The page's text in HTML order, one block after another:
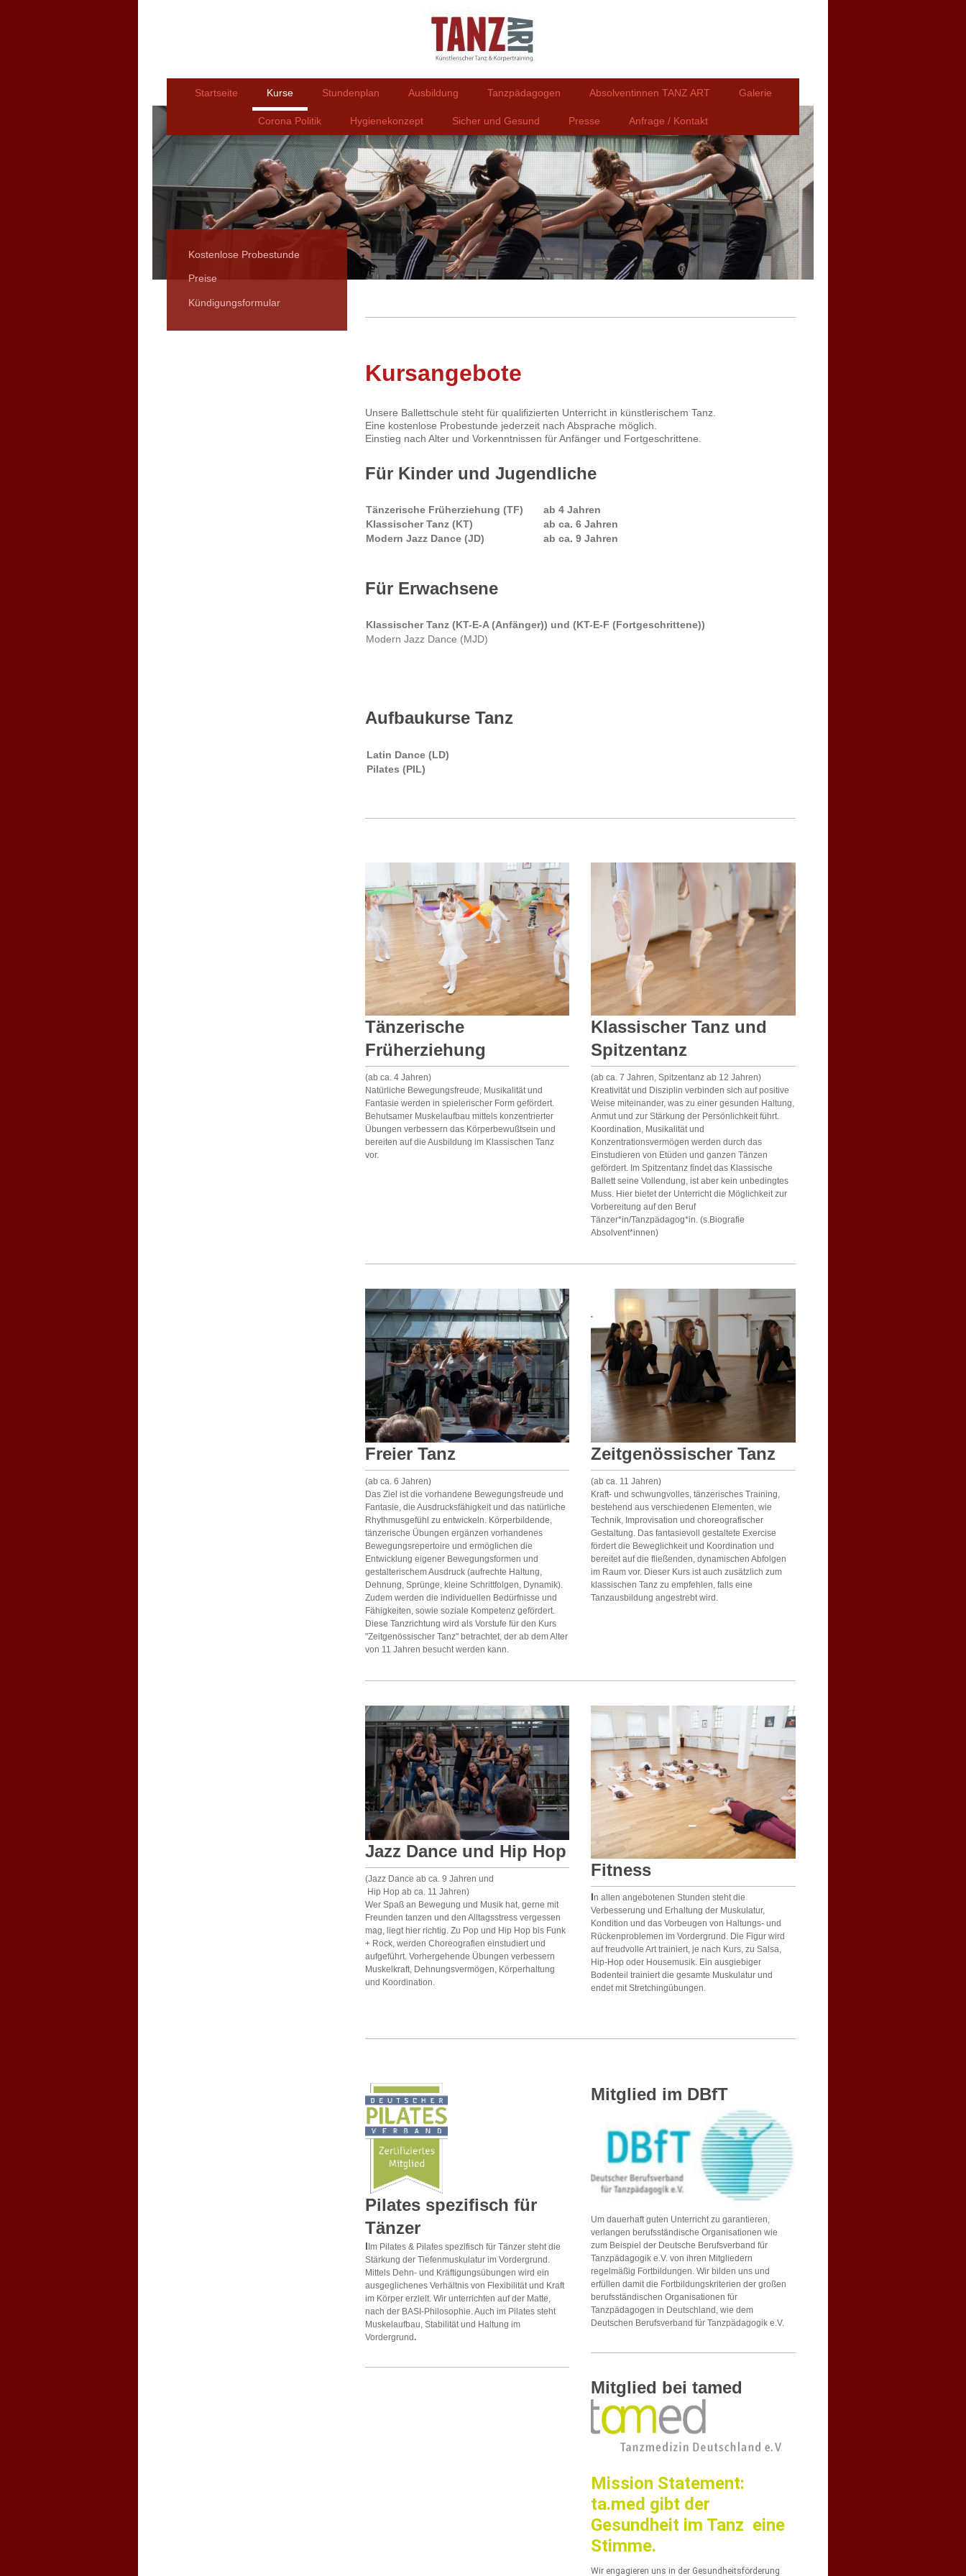
Startseite Kurse Stundenplan Ausbildung Tanzpädagogen Absolventinnen TANZ ART Galerie
Corona Politik Hygienekonzept Sicher und Gesund Presse Anfrage / Kontakt
Kursangebote
Unsere Ballettschule steht für qualifizierten Unterricht in künstlerischem Tanz.
Eine kostenlose Probestunde jederzeit nach Absprache möglich.
Einstieg nach Alter und Vorkenntnissen für Anfänger und Fortgeschrittene.
Für Kinder und Jugendliche
Tänzerische Früherziehung (TF)
ab 4 Jahren
Klassischer Tanz (KT)
ab ca. 6 Jahren
Modern Jazz Dance (JD)
ab ca. 9 Jahren
Für Erwachsene
Klassischer Tanz (KT-E-A (Anfänger)) und (KT-E-F (Fortgeschrittene))
Modern Jazz Dance (MJD)
Aufbaukurse Tanz
Latin Dance (LD)
Pilates (PIL)
Tänzerische
Früherziehung
(ab ca. 4 Jahren)
Natürliche Bewegungsfreude, Musikalität und
Fantasie werden in spielerischer Form gefördert.
Behutsamer Muskelaufbau mittels konzentrierter
Übungen verbessern das Körperbewußtsein und
bereiten auf die Ausbildung im Klassischen Tanz
vor.
Klassischer Tanz und
Spitzentanz
(ab ca. 7 Jahren, Spitzentanz ab 12 Jahren)
Kreativität und Disziplin verbinden sich auf positive
Weise miteinander, was zu einer gesunden Haltung,
Anmut und zur Stärkung der Persönlichkeit führt.
Koordination, Musikalität und
Konzentrationsvermögen werden durch das
Einstudieren von Etüden und ganzen Tänzen
gefördert. Im Spitzentanz findet das Klassische
Ballett seine Vollendung, ist aber kein unbedingtes
Muss. Hier bietet der Unterricht die Möglichkeit zur
Vorbereitung auf den Beruf
Tänzer*in/Tanzpädagog*in. (s.Biografie
Absolvent*innen)
Freier Tanz
(ab ca. 6 Jahren)
Das Ziel ist die vorhandene Bewegungsfreude und
Fantasie, die Ausdrucksfähigkeit und das natürliche
Rhythmusgefühl zu entwickeln. Körperbildende,
tänzerische Übungen ergänzen vorhandenes
Bewegungsrepertoire und ermöglichen die
Entwicklung eigener Bewegungsformen und
gestalterischem Ausdruck (aufrechte Haltung,
Dehnung, Sprünge, kleine Schrittfolgen, Dynamik).
Zudem werden die individuellen Bedürfnisse und
Fähigkeiten, sowie soziale Kompetenz gefördert.
Diese Tanzrichtung wird als Vorstufe für den Kurs
"Zeitgenössischer Tanz" betrachtet, der ab dem Alter
von 11 Jahren besucht werden kann.
Zeitgenössischer Tanz
(ab ca. 11 Jahren)
Kraft- und schwungvolles, tänzerisches Training,
bestehend aus verschiedenen Elementen, wie
Technik, Improvisation und choreografischer
Gestaltung. Das fantasievoll gestaltete Exercise
fördert die Beweglichkeit und Koordination und
bereitet auf die fließenden, dynamischen Abfolgen
im Raum vor. Dieser Kurs ist auch zusätzlich zum
klassischen Tanz zu empfehlen, falls eine
Tanzausbildung angestrebt wird.
Jazz Dance und Hip Hop
(Jazz Dance ab ca. 9 Jahren und
Hip Hop ab ca. 11 Jahren)
Wer Spaß an Bewegung und Musik hat, gerne mit
Freunden tanzen und den Alltagsstress vergessen
mag, liegt hier richtig. Zu Pop und Hip Hop bis Funk
+ Rock, werden Choreografien einstudiert und
aufgeführt. Vorhergehende Übungen verbessern
Muskelkraft, Dehnungsvermögen, Körperhaltung
und Koordination.
Fitness
In allen angebotenen Stunden steht die
Verbesserung und Erhaltung der Muskulatur,
Kondition und das Vorbeugen von Haltungs- und
Rückenproblemen im Vordergrund. Die Figur wird
auf freudvolle Art trainiert, je nach Kurs, zu Salsa,
Hip-Hop oder Housemusik. Ein ausgiebiger
Bodenteil trainiert die gesamte Muskulatur und
endet mit Stretchingübungen.
Pilates spezifisch für
Tänzer
IIm Pilates & Pilates spezifisch für Tänzer steht die
Stärkung der Tiefenmuskulatur im Vordergrund.
Mittels Dehn- und Kräftigungsübungen wird ein
ausgeglichenes Verhältnis von Flexibilität und Kraft
im Körper erzielt. Wir unterrichten auf der Matte,
nach der BASI-Philosophie. Auch im Pilates steht
Muskelaufbau, Stabilität und Haltung im
Vordergrund.
Mitglied im DBfT
Um dauerhaft guten Unterricht zu garantieren,
verlangen berufsständische Organisationen wie
zum Beispiel der Deutsche Berufsverband für
Tanzpädagogik e.V. von ihren Mitgliedern
regelmäßig Fortbildungen. Wir bilden uns und
erfüllen damit die Fortbildungskriterien der großen
berufsständischen Organisationen für
Tanzpädagogen in Deutschland, wie dem
Deutschen Berufsverband für Tanzpädagogik e.V.
Mitglied bei tamed
Mission Statement:
ta.med gibt der
Gesundheit im Tanz eine
Stimme.
Wir engagieren uns in der Gesundheitsförderung
Kostenlose Probestunde
Preise
Kündigungsformular